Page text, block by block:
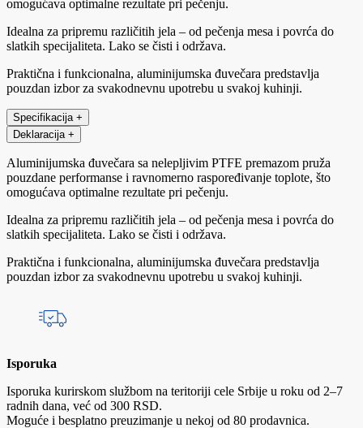
omogućava optimalne rezultate pri pečenju.
Idealna za pripremu različitih jela – od pečenja mesa i povrća do
slatkih specijaliteta. Lako se čisti i održava.
Praktična i funkcionalna, aluminijumska đuvečara predstavlja
pouzdan izbor za svakodnevnu upotrebu u svakoj kuhinji.
Specifikacija +
Deklaracija +
Aluminijumska đuvečara sa nelepljivim PTFE premazom pruža
pouzdane performanse i ravnomerno raspoređivanje toplote, što
omogućava optimalne rezultate pri pečenju.
Idealna za pripremu različitih jela – od pečenja mesa i povrća do
slatkih specijaliteta. Lako se čisti i održava.
Praktična i funkcionalna, aluminijumska đuvečara predstavlja
pouzdan izbor za svakodnevnu upotrebu u svakoj kuhinji.
Isporuka
Isporuka kurirskom službom na teritoriji cele Srbije u roku od 2–7
radnih dana, već od 300 RSD.
Moguće i besplatno preuzimanje u nekoj od 80 prodavnica.